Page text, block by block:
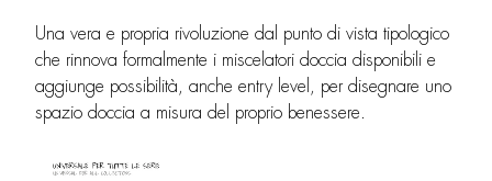
Una vera e propria rivoluzione dal punto di vista tipologico
che rinnova formalmente i miscelatori doccia disponibili e
aggiunge possibilità, anche entry level, per disegnare uno
spazio doccia a misura del proprio benessere.